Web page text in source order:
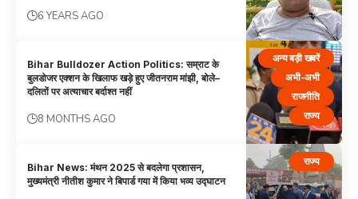
6 YEARS AGO
अन्य बड़ी खबरें
अभी-अभी
राजनीति
राज्य
Bihar Bulldozer Action Politics: सम्राट के
बुलडोजर एक्शन के खिलाफ खड़े हुए जीतनराम मांझी, बोले–
दलितों पर अत्याचार बर्दाश्त नहीं
8 MONTHS AGO
राज्य
Bihar News: मंथन 2025 से बदलेगा प्रशासन,
मुख्यमंत्री नीतीश कुमार ने बिपार्ड गया में किया भव्य उद्घाटन